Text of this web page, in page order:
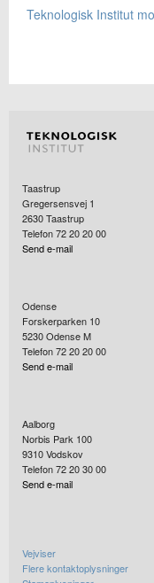
Teknologisk Institut
Taastrup
Gregersensvej 1
2630Taastrup
Telefon 72 20 20 00
Send e-mail
Odense
Forskerparken 10
5230Odense M
Telefon 72 20 20 00
Send e-mail
Aalborg
Norbis Park 100
9310Vodskov
Telefon 72 20 30 00
Send e-mail
Vejviser
Flere kontaktoplysninger